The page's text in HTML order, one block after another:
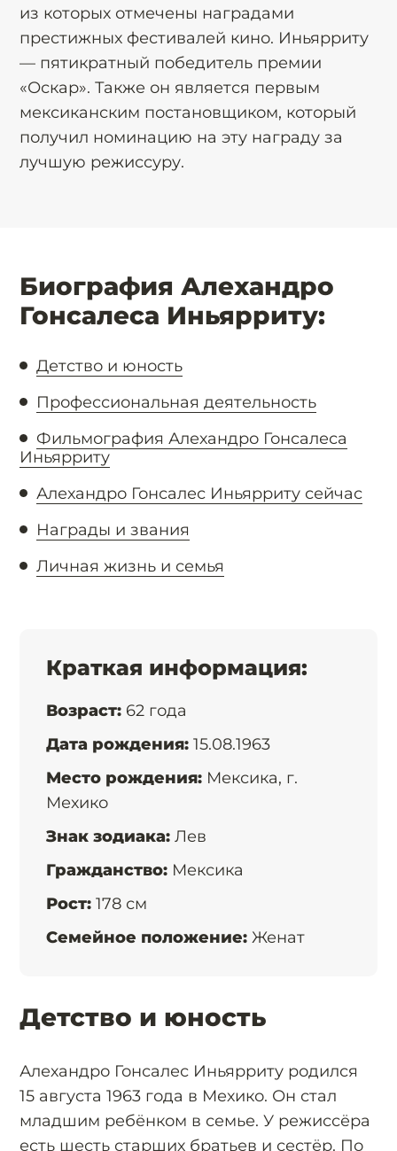
из которых отмечены наградами
престижных фестивалей кино. Иньярриту
— пятикратный победитель премии
«Оскар». Также он является первым
мексиканским постановщиком, который
получил номинацию на эту награду за
лучшую режиссуру.
Биография Алехандро
Гонсалеса Иньярриту:
Детство и юность
Профессиональная деятельность
Фильмография Алехандро Гонсалеса
Иньярриту
Алехандро Гонсалес Иньярриту сейчас
Награды и звания
Личная жизнь и семья
Краткая информация:
Возраст: 62 года
Дата рождения: 15.08.1963
Место рождения: Мексика, г.
Мехико
Знак зодиака: Лев
Гражданство: Мексика
Рост: 178 см
Семейное положение: Женат
Детство и юность
Алехандро Гонсалес Иньярриту родился
15 августа 1963 года в Мехико. Он стал
младшим ребёнком в семье. У режиссёра
есть шесть старших братьев и сестёр. По